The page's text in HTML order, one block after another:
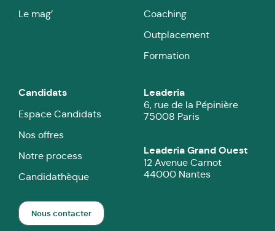
Le mag’
Coaching
Outplacement
Formation
Candidats
Espace Candidats
Nos offres
Notre process
Candidathèque
Leaderia
6, rue de la Pépinière
75008 Paris
Leaderia Grand Ouest
12 Avenue Carnot
44000 Nantes
Nous contacter